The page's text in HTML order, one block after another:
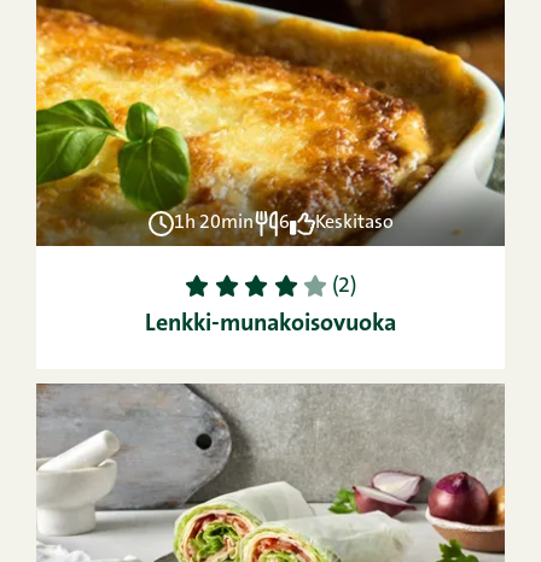
1h 20min 6 Keskitaso
1 2 3 4 5 (2)
Lenkki-munakoisovuoka